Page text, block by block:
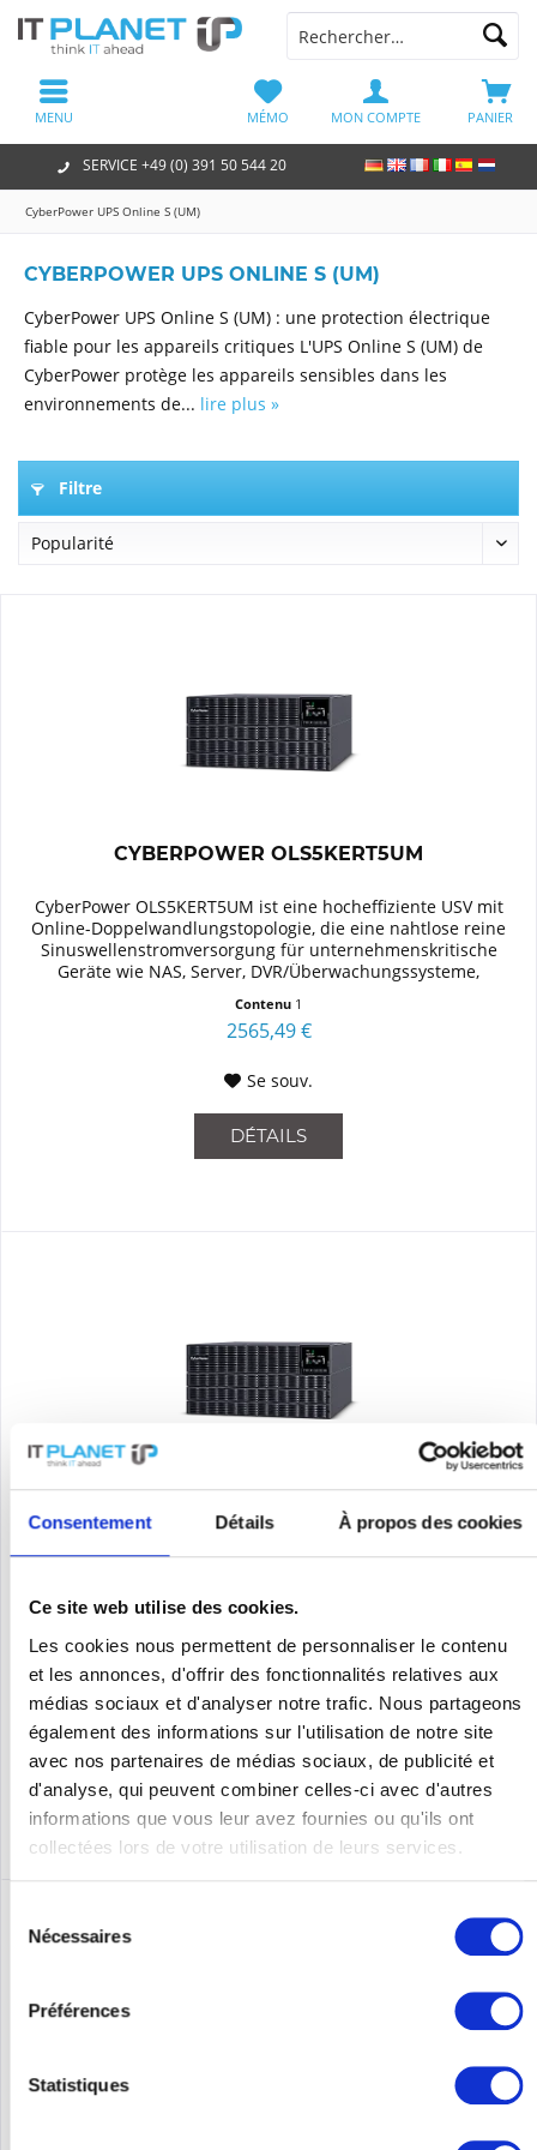
Consentement Détails À propos des cookies
Ce site web utilise des cookies.
Les cookies nous permettent de personnaliser le contenu
et les annonces, d'offrir des fonctionnalités relatives aux
médias sociaux et d'analyser notre trafic. Nous partageons
également des informations sur l'utilisation de notre site
avec nos partenaires de médias sociaux, de publicité et
d'analyse, qui peuvent combiner celles-ci avec d'autres
informations que vous leur avez fournies ou qu'ils ont
collectées lors de votre utilisation de leurs services.
Nécessaires
Préférences
Statistiques
SERVICE +49 (0) 391 50 544 20
PANIER
MÉMO MON COMPTE
MENU
CyberPower UPS Online S (UM)
CYBERPOWER UPS ONLINE S (UM)
CyberPower UPS Online S (UM) : une protection électrique
fiable pour les appareils critiques L'UPS Online S (UM) de
CyberPower protège les appareils sensibles dans les
environnements de... lire plus »
Filtre
CYBERPOWER OLS5KERT5UM
CyberPower OLS5KERT5UM ist eine hocheffiziente USV mit
Online-Doppelwandlungstopologie, die eine nahtlose reine
Sinuswellenstromversorgung für unternehmenskritische
Geräte wie NAS, Server, DVR/Überwachungssysteme,
Contenu 1
2565,49 €
Se souv.
DÉTAILS
CyberPower OLS6KERT5UM ist eine hocheffiziente USV mit
Sinuswellenstromversorgung für unternehmenskritische
Geräte wie NAS, Server, DVR/Überwachungssysteme,
Transport,...
Contenu1
Prix sur demande
Se souv.
DÉTAILS